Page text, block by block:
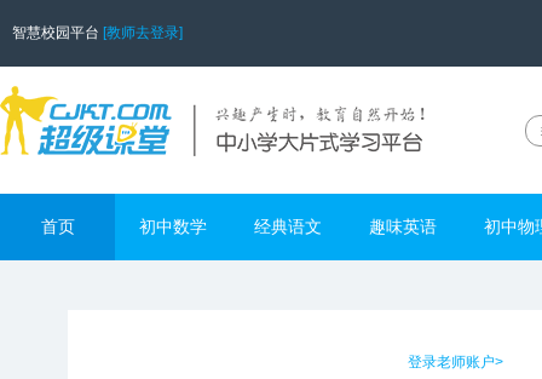
智慧校园平台 [教师去登录]
首页 初中数学 经典语文 趣味英语 初中物
登录老师账户>